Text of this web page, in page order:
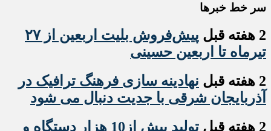
سر خط خبرها
2 هفته قبل
پیش‌فروش بلیت اربعین از ۲۷
تیرماه تا اربعین حسینی
2 هفته قبل
نهادینه سازی فرهنگ ترافیک در
آذربایجان شرقی با جدیت دنبال می شود
2 هفته قبل
تولید بیش از10 هزار دستگاه و